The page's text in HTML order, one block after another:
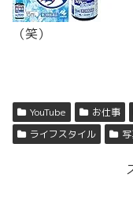
（笑）
YouTube お仕事
ライフスタイル